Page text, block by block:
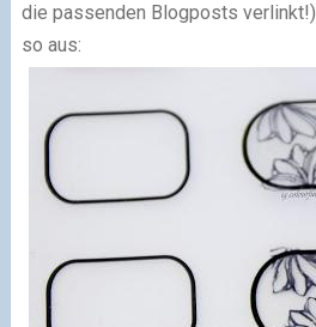
die passenden Blogposts verlinkt!)
so aus: